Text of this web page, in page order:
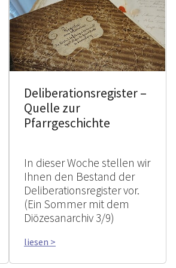
Deliberationsregister –
Quelle zur
Pfarrgeschichte
In dieser Woche stellen wir
Ihnen den Bestand der
Deliberationsregister vor.
(Ein Sommer mit dem
Diözesanarchiv 3/9)
liesen >